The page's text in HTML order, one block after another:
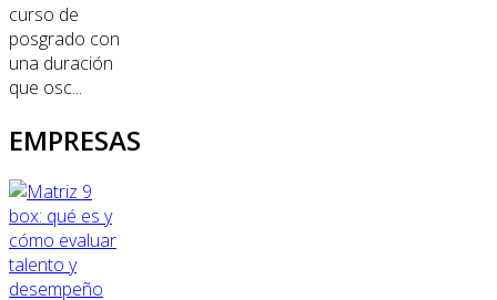
curso de
posgrado con
una duración
que osc...
EMPRESAS